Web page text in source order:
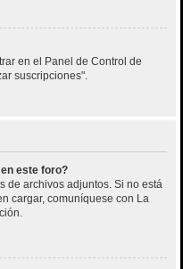
en el Panel de Control de
suscripciones".
este foro?
de archivos adjuntos. Si no está
cargar, comuníquese con La